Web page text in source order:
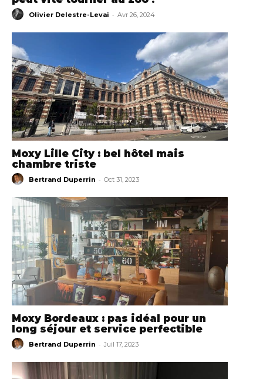
Olivier Delestre-Levai - Avr 26, 2024
Moxy Lille City : bel hôtel mais
chambre triste
Bertrand Duperrin - Oct 31, 2023
Moxy Bordeaux : pas idéal pour un
long séjour et service perfectible
Bertrand Duperrin - Juil 17, 2023